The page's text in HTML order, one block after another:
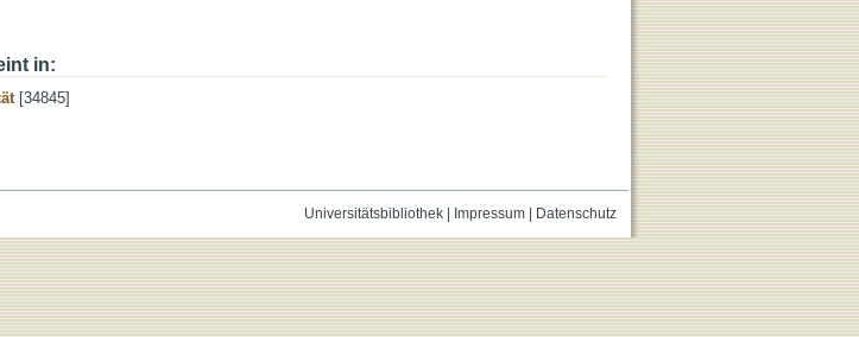
in:
[34845]
Universitätsbibliothek| Impressum| Datenschutz